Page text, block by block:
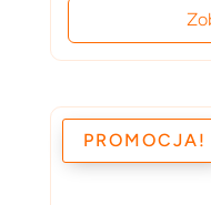
PROMOCJA!